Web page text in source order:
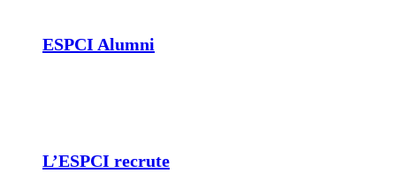
ESPCI Alumni
L’ESPCI recrute